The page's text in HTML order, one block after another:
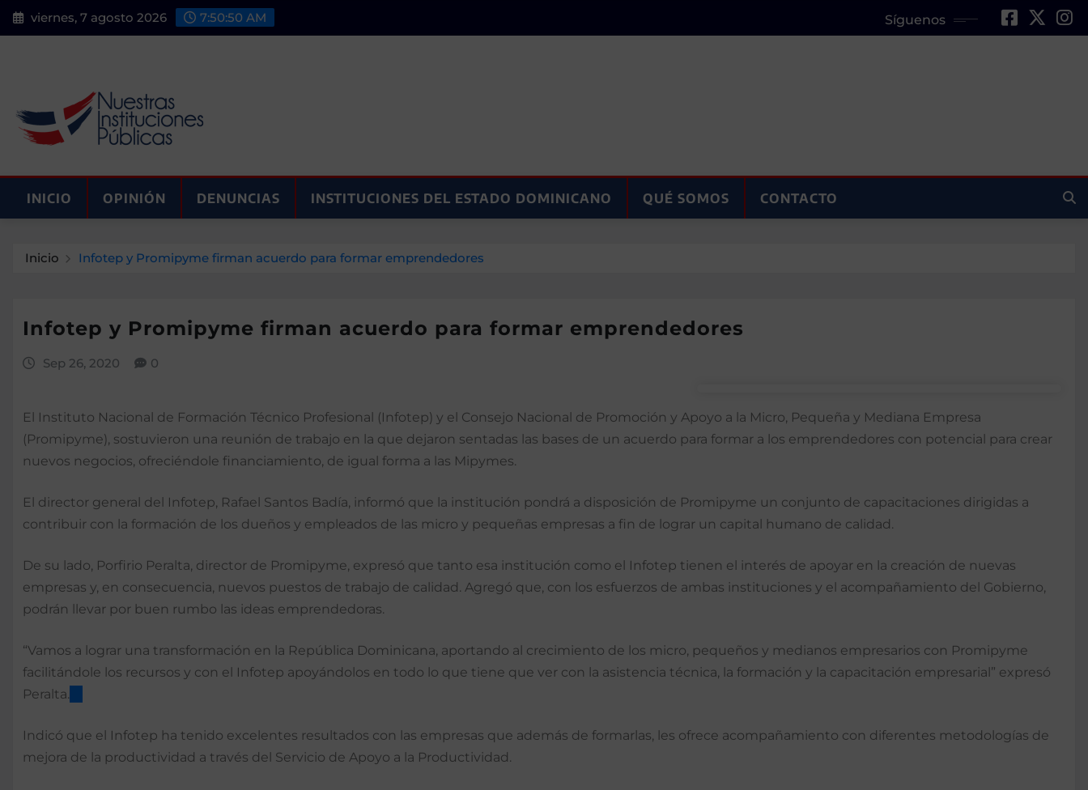
Saltar
al
viernes, 7 agosto 2026 7:50:51 AM Síguenos
INICIO OPINIÓN DENUNCIAS INSTITUCIONES DEL ESTADO DOMINICANO QUÉ SOMOS CONTACTO
Inicio Infotep y Promipyme firman acuerdo para formar emprendedores
Infotep y Promipyme firman acuerdo para formar emprendedores
Sep 26, 2020 0
El Instituto Nacional de Formación Técnico Profesional (Infotep) y el Consejo Nacional de Promoción y Apoyo a la Micro, Pequeña y Mediana Empresa
(Promipyme), sostuvieron una reunión de trabajo en la que dejaron sentadas las bases de un acuerdo para formar a los emprendedores con potencial para crear
nuevos negocios, ofreciéndole financiamiento, de igual forma a las Mipymes.
El director general del Infotep, Rafael Santos Badía, informó que la institución pondrá a disposición de Promipyme un conjunto de capacitaciones dirigidas a
contribuir con la formación de los dueños y empleados de las micro y pequeñas empresas a fin de lograr un capital humano de calidad.
De su lado, Porfirio Peralta, director de Promipyme, expresó que tanto esa institución como el Infotep tienen el interés de apoyar en la creación de nuevas
empresas y, en consecuencia, nuevos puestos de trabajo de calidad. Agregó que, con los esfuerzos de ambas instituciones y el acompañamiento del Gobierno,
podrán llevar por buen rumbo las ideas emprendedoras.
“Vamos a lograr una transformación en la República Dominicana, aportando al crecimiento de los micro, pequeños y medianos empresarios con Promipyme
facilitándole los recursos y con el Infotep apoyándolos en todo lo que tiene que ver con la asistencia técnica, la formación y la capacitación empresarial” expresó
Peralta.
Indicó que el Infotep ha tenido excelentes resultados con las empresas que además de formarlas, les ofrece acompañamiento con diferentes metodologías de
mejora de la productividad a través del Servicio de Apoyo a la Productividad.